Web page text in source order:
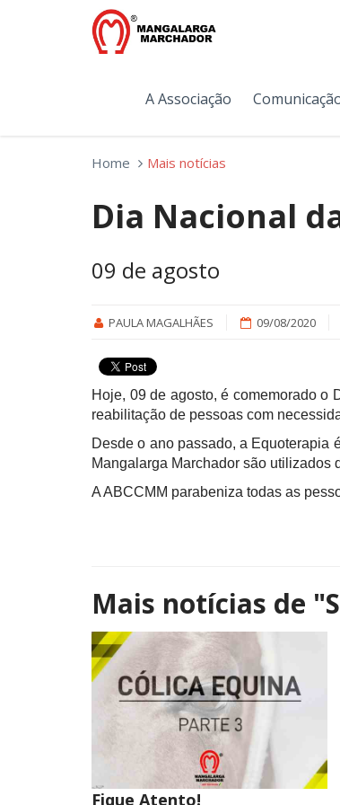
A Associação
Home Mais notícias
Dia Nacional
09 de agosto
PAULA MAGALHÃES 09/08/2020
Hoje, 09 de agosto, é comemorado o
reabilitação de pessoas com
Desde o ano passado, a Equoterapia
Mangalarga Marchador são utilizados
A ABCCMM parabeniza todas as
Mais notícias de
Fique Atento!